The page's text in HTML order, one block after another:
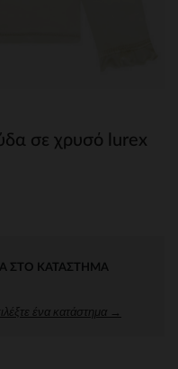
σε χρυσό lurex
ΣΤΟ ΚΑΤΆΣΤΗΜΑ
ένα κατάστημα →